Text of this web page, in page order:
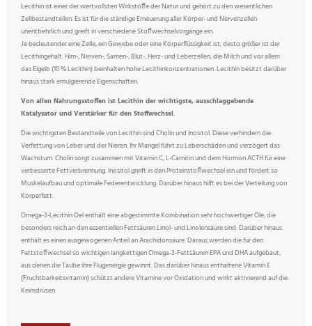
Lecithin ist einer der wertvollsten Wirkstoffe der Natur und gehört zu den wesentlichen
Zellbestandteilen. Es ist für die ständige Erneuerung aller Körper- und Nervenzellen
unentbehrlich und greift in verschiedene Stoffwechselvorgänge ein.
Je bedeutender eine Zelle, ein Gewebe oder eine Körperflüssigkeit ist, desto größer ist der
Lecithingehalt. Hirn-, Nerven-, Samen-, Blut-, Herz- und Leberzellen, die Milch und vor allem
das Eigelb (10 % Lecithin) beinhalten hohe Lecithinkonzentrationen. Lecithin besitzt darüber
hinaus stark emulgierende Eigenschaften.
Von allen Nahrungsstoffen ist Lecithin der wichtigste, ausschlaggebende
Katalysator und Verstärker für den Stoffwechsel.
Die wichtigsten Bestandteile von Lecithin sind Cholin und Inositol. Diese verhindern die
Verfettung von Leber und der Nieren. Ihr Mangel führt zu Leberschäden und verzögert das
Wachstum. Cholin sorgt zusammen mit Vitamin C, L-Carnitin und dem Hormon ACTH für eine
verbesserte Fettverbrennung. Inositol greift in den Proteinstoffwechsel ein und fördert so
Muskelaufbau und optimale Federentwicklung. Darüber hinaus hilft es bei der Verteilung von
Körperfett.
Omega-3-Lecithin Oel enthält eine abgestimmte Kombination sehr hochwertiger Öle, die
besonders reich an den essentiellen Fettsäuren Linol- und Linolensäure sind. Darüber hinaus
enthält es einen ausgewogenen Anteil an Arachidonsäure. Daraus werden die für den
Fettstoffwechsel so wichtigen langkettigen Omega-3-Fettsäuren EPA und DHA aufgebaut,
aus denen die Taube ihre Flugenergie gewinnt. Das darüber hinaus enthaltene Vitamin E
(Fruchtbarkeitsvitamin) schützt andere Vitamine vor Oxidation und wirkt aktivierend auf die
Keimdrüsen.